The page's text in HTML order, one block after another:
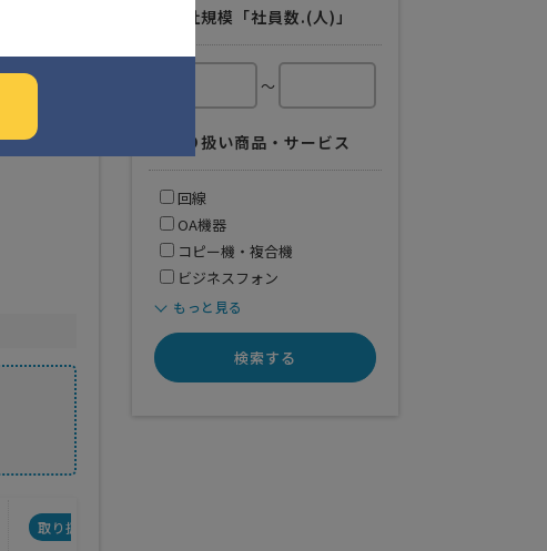
取り扱い商品・サービス
会社規模「社員数.(人)」
～
取り扱い商品・サービス
回線
OA機器
コピー機・複合機
ビジネスフォン
もっと見る
検索する